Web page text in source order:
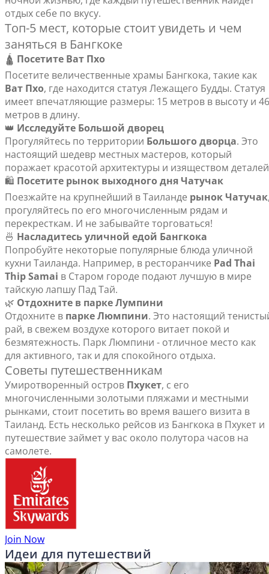
отдых себе по вкусу.
Топ-5 мест, которые стоит увидеть и чем
заняться в Бангкоке
🛕 Посетите Ват Пхо
Посетите величественные храмы Бангкока, такие как
Ват Пхо, где находится статуя Лежащего Будды. Статуя
имеет впечатляющие размеры: 15 метров в высоту и 46
метров в длину.
👑 Исследуйте Большой дворец
Прогуляйтесь по территории Большого дворца. Это
настоящий шедевр местных мастеров, который
поражает красотой архитектуры и изяществом
🛍️ Посетите рынок выходного дня Чатучак
Поезжайте на крупнейший в Таиланде рынок Чатучак
прогуляйтесь по его многочисленным рядам и
перекресткам. И не забывайте торговаться!
🍜 Насладитесь уличной едой Бангкока
Попробуйте некоторые популярные блюда уличной
кухни Таиланда. Например, в ресторанчике Pad Thai
Thip Samai в Старом городе подают лучшую в мире
тайскую лапшу Пад Тай.
🌿 Отдохните в парке Лумпини
Отдохните в парке Люмпини. Это настоящий
рай, в свежем воздухе которого витает покой и
безмятежность. Парк Люмпини - отличное место как
для активного, так и для спокойного отдыха.
Советы путешественникам
Умиротворенный остров Пхукет, с его
многочисленными золотыми пляжами и местными
рынками, стоит посетить во время вашего визита в
Таиланд. Есть несколько рейсов из Бангкока в Пхукет и
путешествие займет у вас около полутора часов на
самолете.
Join Now
Идеи для путешествий